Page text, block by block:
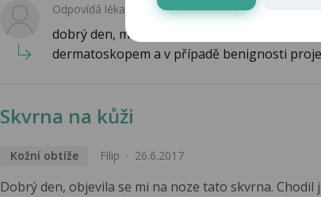
Odpovídá lékař:
dobrý den, musíte navštívit dermatologa, ten
dermatoskopem a v případě benignosti
Skvrna na kůži
Kožní obtíže Filip 26.6.2017
Dobrý den, objevila se mi na noze tato skvrna. Chodil